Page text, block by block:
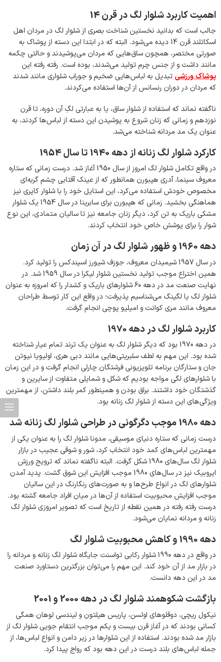
اهمیت کاربرد شلوار لگ در قرن 14
جالب است که بدانید نخستین شناخت بصری از شلوار لگ در مردان اهل
اسکاتلند قرن 14 دیده می‌شود. البته که در ابتدا این دسته از پوشاک به
صورتی مختصر، همچون ساق‌هایی که مردان می‌پوشیدند و حالتی چکمه
مانند داشت و از جنس چرم تولید می‌شدند، بوده است. رفته رفته این
پوشاک ورزشی تبدیل به لباس‌هایی ضخیم و جوراب شلواری مانند شدند
که مردان در دوران رنسانس از آن‌ها استفاده می‌کردند.
ناگفته نماند که استفاده از شلوار ساق، یا به عبارتی لگِ آن دوره، تا قرن
نوزدهم و زمانی که زنان شروع به پوشیدن این دسته از لباس‌ها کردند، به
عنوان یک مد مردانه شناخته می‌شد.
کارکرد شلوار لگ زنانه از دهه 1940 تا سال 1954
در واقع تکامل شلوار لگ امروز از سال 1950 آغاز شد. درست زمانی که ستاره
معروف سینما، آدری هپبورن همانطور که از عینک آفتابی چشم گربه‌ای
مخصوص خودش استفاده می‌کرد، این استایل خود را با شلوار کاپری نیز
هماهنگی بخشید. زمانی که هپبورن برای سابرینا در سال 1954 یک شلوار
مشکی باریک به تن کرد، دیگر زنان جامعه نیز تا سالیان متمادی، این نوع
شوار را برای پوشش خاص خود انتخاب کردند.
دهه 1960 و ظهور شلوار لگ در آن زمان
در سال 1957 شیمیدان معروف، جوزف شیورز اسپندکس را تولید کرد.
همین اختراع موجب تولید نخستین شلوار لیکرا در سال 1959 شد. در
نهایت صنعت مد در دهه 60 شلوارهای باریک و کشدار را که امروزه به عنوان
شلوار لگ یا لگینگ می‌شناسیم پذیرفت؛ در واقع این کار توسط طراحان
معروف مانند مری کوانت و امیلیو پوچی انجام گرفت.
کاربرد شلوار لگ در دهه 1970
در دهه 1970 بود که دیگر شلوار لگ به عنوان یک ترند تمام عیار شناخته
شده بود. این مهم به لطف سلبریتی‌هایی مانند دبی هری، اولیویا نیوتن
جان و ستارگان برنامه تلویزیونی فرشتگان چارلی انجام گرفت و در این زمان
با شلوارهای لگی مواجه بودیم که شکل و شمایلی متفاوت از سایرین و
گذشتگان خود داشتند. براق بودن و همینطور کمر بلند داشتن، از مهمترین
ویژگی‌های این دسته از شلوار لگ زنانه بود.
دهه 1980 موجب دگرگونی در طراحی شلوار لگ زنانه شد
درست زمانی که ستاره دنیای موسیقی، مدونا شلوار لگ را به عنوان یکی از
مهمترین لباس‌های کمد خود انتخاب کرد، شور و شوقی عجیب در بازار
شلوار لگ سال‌های 1980 شکل گرفت. البته ناگفته نماند که ترویج ورزش
ایروبیک نیز در سال‌های 1980 موجب افزایش این شوق گشت. پدید آمدن
شلوارهای لگ در انواع طرح‌ها و به صورت‌های رنگارنگ در این سالیان
موجب افزایش محبوبیت استفاده از آن‌ها در میان افراد جامعه گشته بود.
درست رفته رفته در همین نقطه از تاریخ است که تصویر امروزی شلوار لگ
زنانه و مردانه نمایان می‌شود.
دهه 1990 و کاهش محبوبیت شلوار لگ
در واقع در دهه 1990 شلوار رکابی تواسنت جایگاه شلوار لگ زنانه و مردانه را
در بازار مد از آن خود کند. این مهم را می‌توان بزرگترین دستاورد صنعت
مد در این دهه دانست.
بازگشت شکوهمند شلوار لگ در دهه 2000 و 2001
نیکول ریچی، دوقلوهای اولسن، پاریس هیلتون و لیندسی لوهان همگی
کسانی بودند که در آغاز قرن بیست و یکم موجب انتقام جویی شلوار لگ از
بازار مد شده بودند. استفاده از این شلوارها در زیر دامن و انواع لباس‌ها، از
جمله لباس‌های بلند درست در این دهه بود که رواج پیدا کرد.